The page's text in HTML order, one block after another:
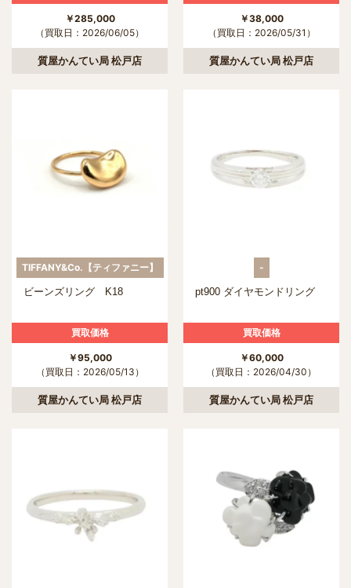
￥285,000
（買取日：2026/06/05）
質屋かんてい局 松戸店
￥38,000
（買取日：2026/05/31）
質屋かんてい局 松戸店
TIFFANY&Co.【ティファニー】
ビーンズリング K18
買取価格
￥95,000
（買取日：2026/05/13）
質屋かんてい局 松戸店
-
pt900 ダイヤモンドリング
買取価格
￥60,000
（買取日：2026/04/30）
質屋かんてい局 松戸店